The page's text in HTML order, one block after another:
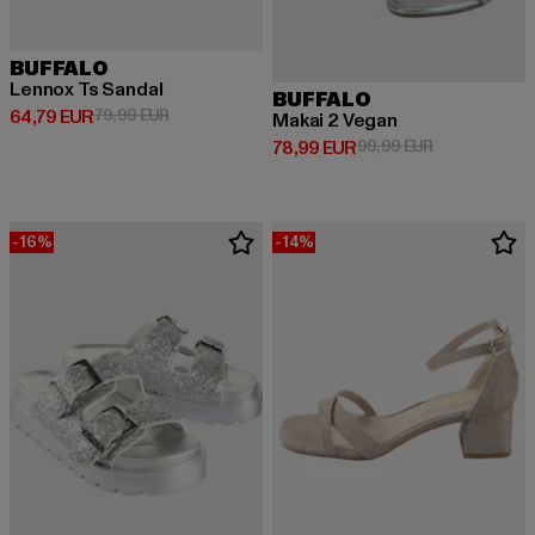
BUFFALO
Lennox Ts Sandal
64,79 EUR
Derzeitiger Preis: 64,79 EUR
79,99 EURAktionspreis: 79,99 EUR
BUFFALO
Makai 2 Vegan
78,99 EUR
Derzeitiger Preis: 78,99 EUR
99,99 EURAktionspreis:
-16% -14%